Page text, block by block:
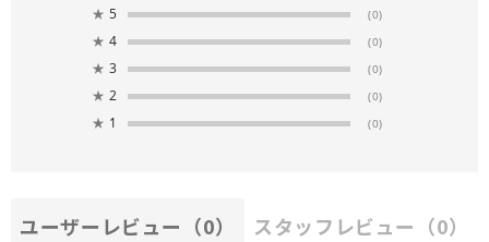
★ 5 (0)
★ 4 (0)
★ 3 (0)
★ 2 (0)
★ 1 (0)
ユーザーレビュー （0） スタッフレビュー （0）